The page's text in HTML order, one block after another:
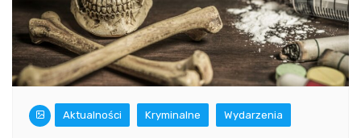
Aktualności Kryminalne Wydarzenia